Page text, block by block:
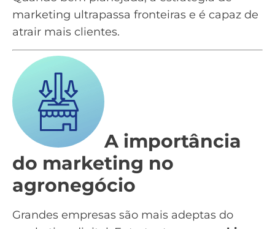
marketing ultrapassa fronteiras e é capaz de
atrair mais clientes.
A importância
do marketing no
agronegócio
Grandes empresas são mais adeptas do